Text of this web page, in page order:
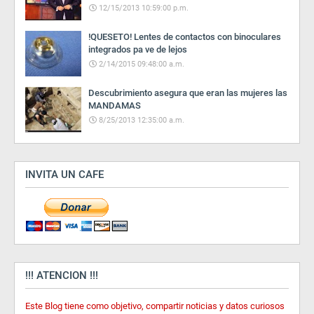
12/15/2013 10:59:00 p.m.
!QUESETO! Lentes de contactos con binoculares
integrados pa ve de lejos
2/14/2015 09:48:00 a.m.
Descubrimiento asegura que eran las mujeres las
MANDAMAS
8/25/2013 12:35:00 a.m.
INVITA UN CAFE
!!! ATENCION !!!
Este Blog tiene como objetivo, compartir noticias y datos curiosos